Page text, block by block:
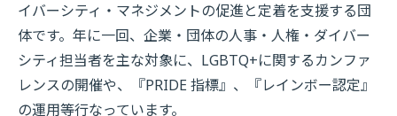
イバーシティ・マネジメントの促進と定着を支援する団
体です。年に一回、企業・団体の人事・人権・ダイバー
シティ担当者を主な対象に、LGBTQ+に関するカンファ
レンスの開催や、『PRIDE 指標』、『レインボー認定』
の運用等行なっています。